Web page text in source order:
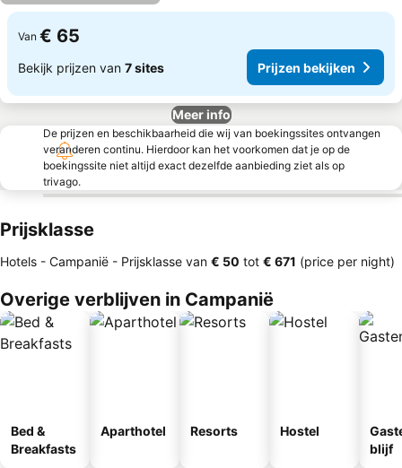
Van € 65
Bekijk prijzen van 7 sites Prijzen bekijken
Meer info
De prijzen en beschikbaarheid die wij van boekingssites ontvangen
veranderen continu. Hierdoor kan het voorkomen dat je op de
boekingssite niet altijd exact dezelfde aanbieding ziet als op
trivago.
Prijsklasse
Hotels - Campanië - Prijsklasse van ‎€ 50 tot ‎€ 671 (price per night)
Overige verblijven in Campanië
Bed &
Breakfasts
Aparthotel Resorts Hostel
blijf